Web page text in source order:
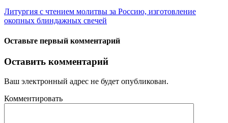
Литургия с чтением молитвы за Россию, изготовление
окопных блиндажных свечей
Оставьте первый комментарий
Оставить комментарий
Ваш электронный адрес не будет опубликован.
Комментировать